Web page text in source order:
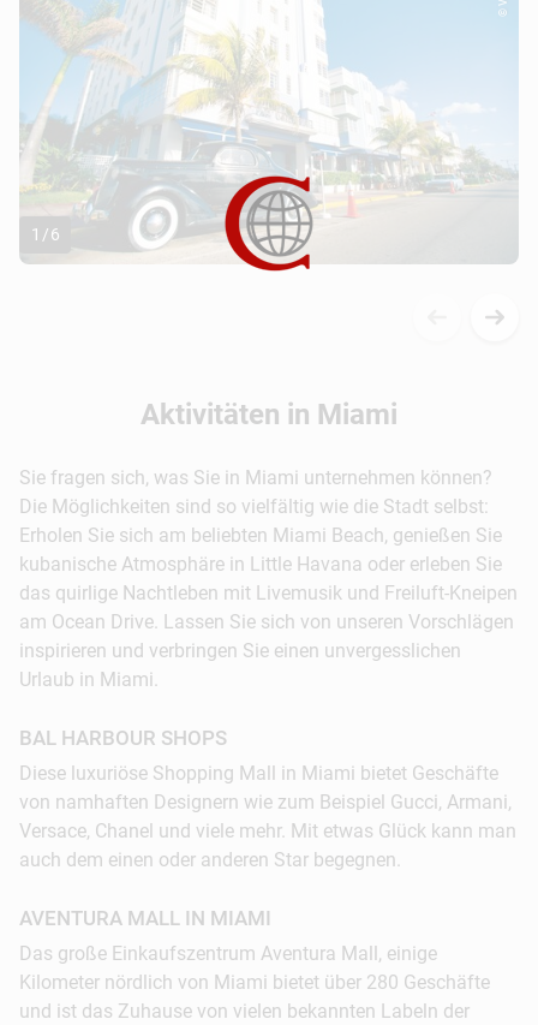
1 /6
Aktivitäten in Miami
Sie fragen sich, was Sie in Miami unternehmen können?
Die Möglichkeiten sind so vielfältig wie die Stadt selbst:
Erholen Sie sich am beliebten Miami Beach, genießen Sie
kubanische Atmosphäre in Little Havana oder erleben Sie
das quirlige Nachtleben mit Livemusik und Freiluft-Kneipen
am Ocean Drive. Lassen Sie sich von unseren Vorschlägen
inspirieren und verbringen Sie einen unvergesslichen
Urlaub in Miami.
BAL HARBOUR SHOPS
Diese luxuriöse Shopping Mall in Miami bietet Geschäfte
von namhaften Designern wie zum Beispiel Gucci, Armani,
Versace, Chanel und viele mehr. Mit etwas Glück kann man
auch dem einen oder anderen Star begegnen.
AVENTURA MALL IN MIAMI
Das große Einkaufszentrum Aventura Mall, einige
Kilometer nördlich von Miami bietet über 280 Geschäfte
und ist das Zuhause von vielen bekannten Labeln der